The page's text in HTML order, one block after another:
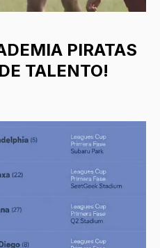
PIRATAS
TALENTO!